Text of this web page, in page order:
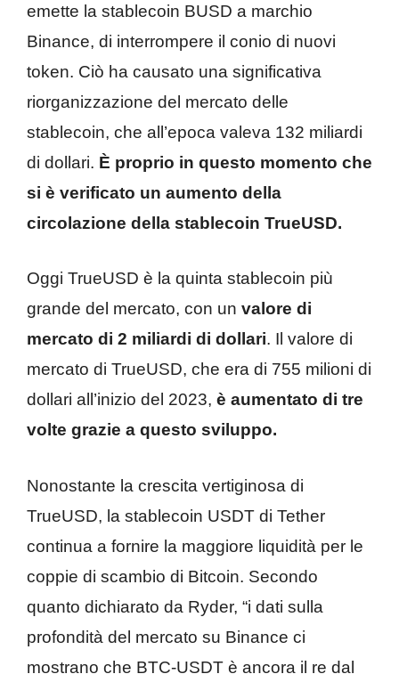
emette la stablecoin BUSD a marchio
Binance, di interrompere il conio di nuovi
token. Ciò ha causato una significativa
riorganizzazione del mercato delle
stablecoin, che all’epoca valeva 132 miliardi
di dollari. È proprio in questo momento che
si è verificato un aumento della
circolazione della stablecoin TrueUSD.
Oggi TrueUSD è la quinta stablecoin più
grande del mercato, con un valore di
mercato di 2 miliardi di dollari. Il valore di
mercato di TrueUSD, che era di 755 milioni di
dollari all’inizio del 2023, è aumentato di tre
volte grazie a questo sviluppo.
Nonostante la crescita vertiginosa di
TrueUSD, la stablecoin USDT di Tether
continua a fornire la maggiore liquidità per le
coppie di scambio di Bitcoin. Secondo
quanto dichiarato da Ryder, “i dati sulla
profondità del mercato su Binance ci
mostrano che BTC-USDT è ancora il re dal